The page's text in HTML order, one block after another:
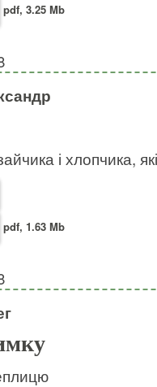
pdf, 3.25 Mb
і хлопчика,
pdf, 1.63 Mb